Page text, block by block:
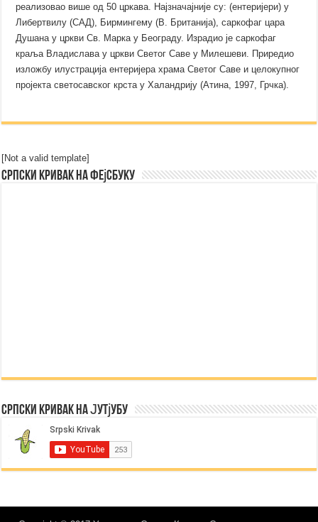
реализовао више од 50 цркава. Најзначајније су: (ентеријери) у
Либертвилу (САД), Бирмингему (В. Британија), саркофаг цара
Душана у цркви Св. Марка у Београду. Израдио је саркофаг
краља Владислава у цркви Светог Саве у Милешеви. Приредио
изложбу илустрација ентеријера храма Светог Саве и целокупног
пројекта светосавског крста у Халандрију (Атина, 1997, Грчка).
[Not a valid template]
Српски Кривак на Фејсбуку
Српски Кривак на Јутјубу